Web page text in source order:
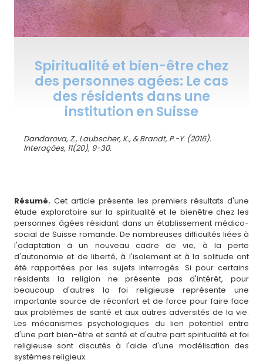
Spiritualité et bien-être chez
des personnes agées: Le cas
des résidents dans une
institution en Suisse
Dandarova, Z., Laubscher, K., & Brandt, P.-Y. (2016).
Interações, 11(20), 9-30.
Résumé. Cet article présente les premiers résultats d'une
étude exploratoire sur la spiritualité et le bienêtre chez les
personnes âgées résidant dans un établissement médico-
social de Suisse romande. De nombreuses difficultés liées à
l'adaptation à un nouveau cadre de vie, à la perte
d'autonomie et de liberté, à l'isolement et à la solitude ont
été rapportées par les sujets interrogés. Si pour certains
résidents la religion ne présente pas d'intérêt, pour
beaucoup d'autres la foi religieuse représente une
importante source de réconfort et de force pour faire face
aux problèmes de santé et aux autres adversités de la vie.
Les mécanismes psychologiques du lien potentiel entre
d'une part bien-être et santé et d'autre part spiritualité et foi
religieuse sont discutés à l'aide d'une modélisation des
systèmes religieux.